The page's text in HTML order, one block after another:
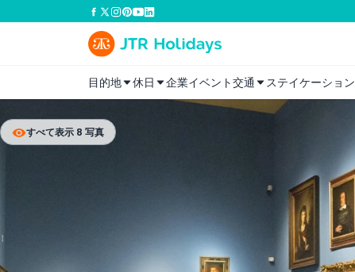
目的地 休日 企業イベント交通 ステイケーション
すべて表示 8 写真